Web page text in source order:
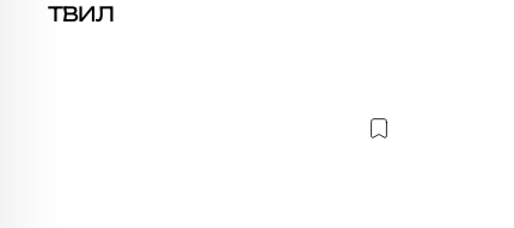
ТВИЛ